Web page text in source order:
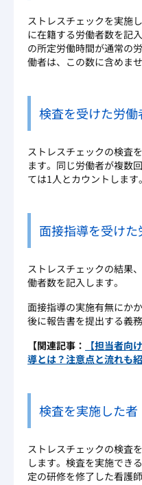
ストレスチェックを実施
に在籍する労働者数を記
の所定労働時間が通常の
働者は、この数に含めませ
検査を受けた労働
ストレスチェックの検査
ます。同じ労働者が複数
ては1人とカウントします。
面接指導を受け
ストレスチェックの結果
働者数を記入します。
面接指導の実施有無にか
後に報告書を提出する義
【関連記事：
【担当者向
導とは？注意点と流れも
検査を実施した者
ストレスチェックの検査
します。検査を実施でき
定の研修を修了した看護